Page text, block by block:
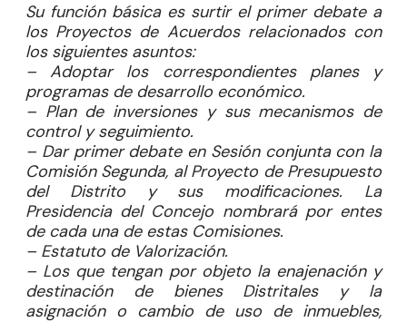
Su función básica es surtir el primer debate a
los Proyectos de Acuerdos relacionados con
los siguientes asuntos:
– Adoptar los correspondientes planes y
programas de desarrollo económico.
– Plan de inversiones y sus mecanismos de
control y seguimiento.
– Dar primer debate en Sesión conjunta con la
Comisión Segunda, al Proyecto de Presupuesto
del Distrito y sus modificaciones. La
Presidencia del Concejo nombrará por entes
de cada una de estas Comisiones.
– Estatuto de Valorización.
– Los que tengan por objeto la enajenación y
destinación de bienes Distritales y la
asignación o cambio de uso de inmuebles,